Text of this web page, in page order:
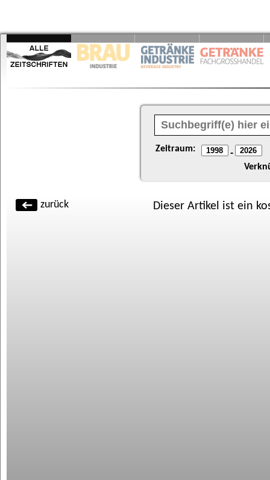
Zeitraum: -
zurück Dieser Artikel ist ein